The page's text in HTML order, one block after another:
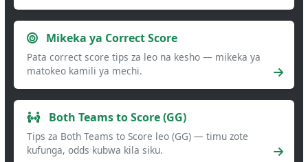
Mikeka ya Correct Score
Pata correct score tips za leo na kesho — mikeka ya
matokeo kamili ya mechi.
Both Teams to Score (GG)
Tips za Both Teams to Score leo (GG) — timu zote
kufunga, odds kubwa kila siku.